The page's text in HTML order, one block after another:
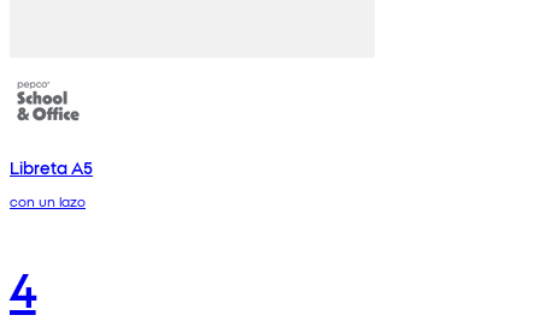
Libreta A5
con un lazo
4